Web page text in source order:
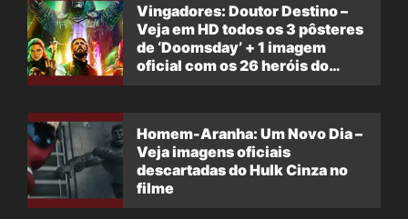
Vingadores: Doutor Destino –
Veja em HD todos os 3 pôsteres
de ‘Doomsday’ + 1 imagem
oficial com os 26 heróis do
Homem-Aranha: Um Novo Dia –
Veja imagens oficiais
descartadas do Hulk Cinza no
filme